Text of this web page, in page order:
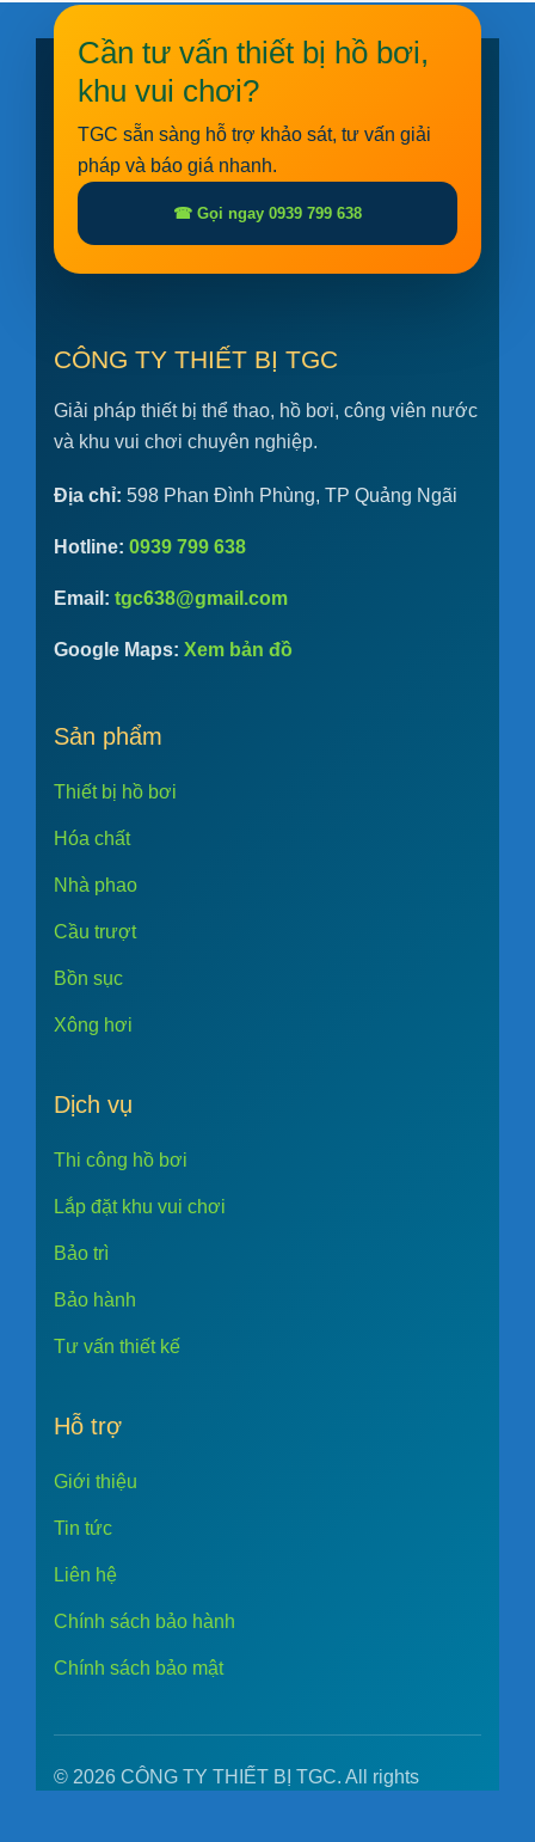
Cần tư vấn thiết bị hồ bơi,
khu vui chơi?
TGC sẵn sàng hỗ trợ khảo sát, tư vấn giải
pháp và báo giá nhanh.
☎ Gọi ngay 0939 799 638
CÔNG TY THIẾT BỊ TGC
Giải pháp thiết bị thể thao, hồ bơi, công viên nước
và khu vui chơi chuyên nghiệp.
Địa chỉ: 598 Phan Đình Phùng, TP Quảng Ngãi
Hotline: 0939 799 638
Email: tgc638@gmail.com
Google Maps: Xem bản đồ
Sản phẩm
Thiết bị hồ bơi
Hóa chất
Nhà phao
Cầu trượt
Bồn sục
Xông hơi
Dịch vụ
Thi công hồ bơi
Lắp đặt khu vui chơi
Bảo trì
Bảo hành
Tư vấn thiết kế
Hỗ trợ
Giới thiệu
Tin tức
Liên hệ
Chính sách bảo hành
Chính sách bảo mật
© 2026 CÔNG TY THIẾT BỊ TGC. All rights